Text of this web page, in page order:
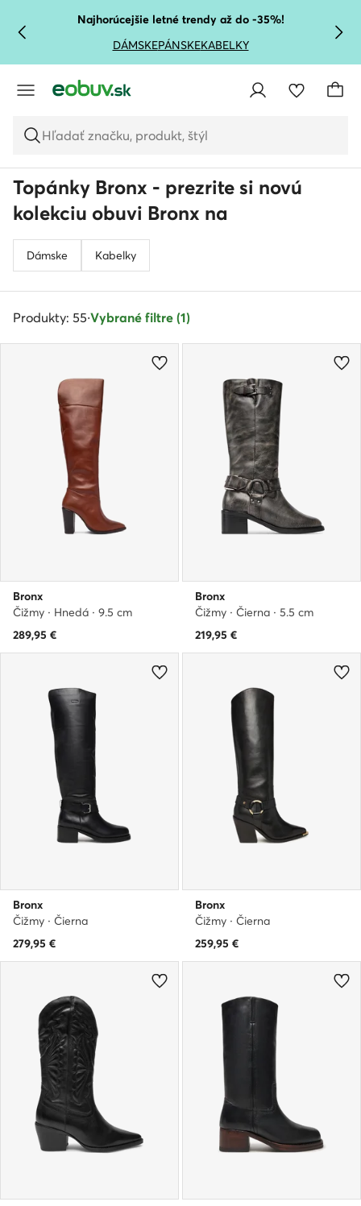
PREJSŤ NA HLAVNÝ OBSAH
PREJSŤ NA VYHĽADÁVANIE
Najhorúcejšie letné trendy až do -35%!
DÁMSKEPÁNSKEKABELKY
Hľadať značku, produkt, štýl
Topánky Bronx - prezrite si novú
kolekciu obuvi Bronx na
Dámske Kabelky
Produkty: 55·Vybrané filtre (1)
Bronx
Čižmy · Hnedá · 9.5 cm
289,95 €
Bronx
Čižmy · Čierna · 5.5 cm
219,95 €
Bronx
Čižmy · Čierna
279,95 €
Bronx
Čižmy · Čierna
259,95 €